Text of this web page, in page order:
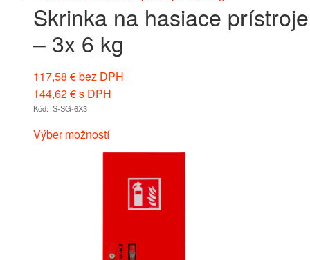
Skrinka na hasiace prístroje
– 3x 6 kg
117,58 €bez DPH
144,62€s DPH
Kód: S-SG-6X3
Výber možností